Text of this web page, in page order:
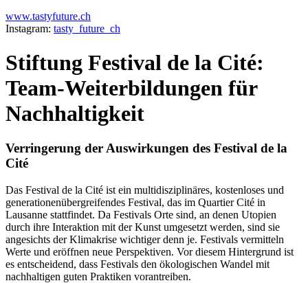
www.tastyfuture.ch
Instagram: tasty_future_ch
Stiftung Festival de la Cité:
Team-Weiterbildungen für
Nachhaltigkeit
Verringerung der Auswirkungen des Festival de la
Cité
Das Festival de la Cité ist ein multidisziplinäres, kostenloses und
generationenübergreifendes Festival, das im Quartier Cité in
Lausanne stattfindet. Da Festivals Orte sind, an denen Utopien
durch ihre Interaktion mit der Kunst umgesetzt werden, sind sie
angesichts der Klimakrise wichtiger denn je. Festivals vermitteln
Werte und eröffnen neue Perspektiven. Vor diesem Hintergrund ist
es entscheidend, dass Festivals den ökologischen Wandel mit
nachhaltigen guten Praktiken vorantreiben.